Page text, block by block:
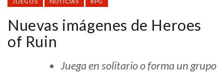
Nuevas imágenes de Heroes
of Ruin
Juega en solitario o forma un grupo